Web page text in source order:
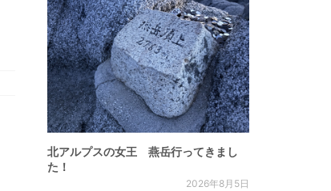
北アルプスの女王 燕岳行ってきまし
た！
2026年8月5日